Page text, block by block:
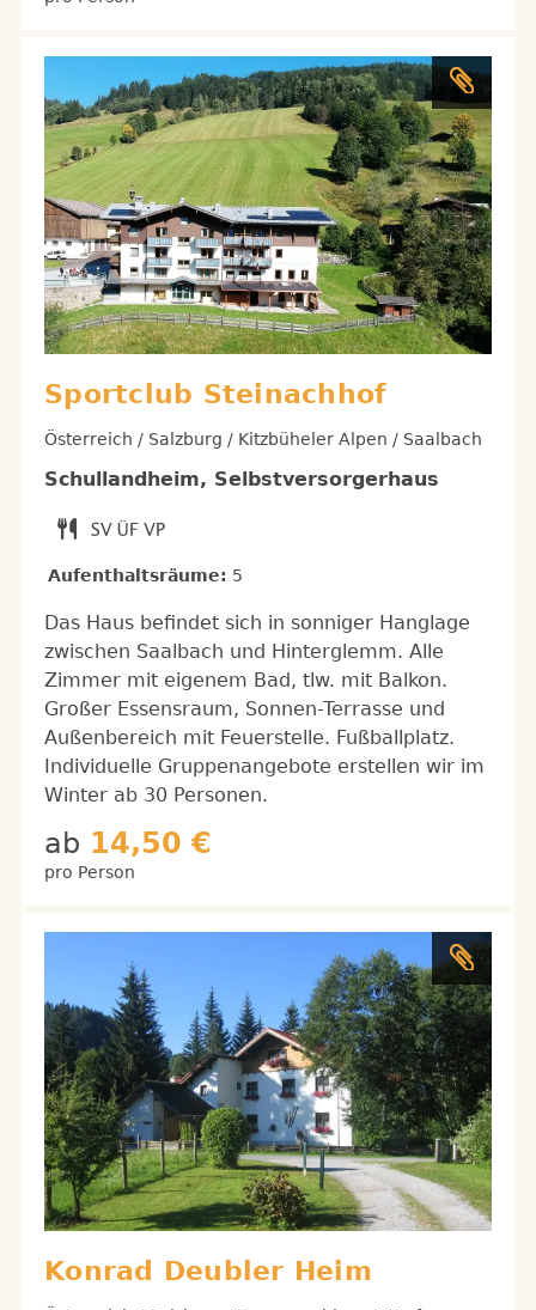
Sportclub Steinachhof
Österreich / Salzburg / Kitzbüheler Alpen / Saalbach
Schullandheim, Selbstversorgerhaus
Aufenthaltsräume: 5
Das Haus befindet sich in sonniger Hanglage
zwischen Saalbach und Hinterglemm. Alle
Zimmer mit eigenem Bad, tlw. mit Balkon.
Großer Essensraum, Sonnen-Terrasse und
Außenbereich mit Feuerstelle. Fußballplatz.
Individuelle Gruppenangebote erstellen wir im
Winter ab 30 Personen.
ab 14,50 €
pro Person
Konrad Deubler Heim